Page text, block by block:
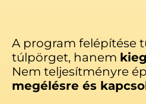
A program felépítése
túlpörget, hanem
Nem teljesítményre
megélésre és